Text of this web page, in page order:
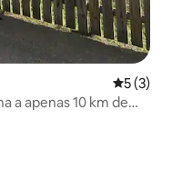
5 de
5 (3)
a apenas 10 km de